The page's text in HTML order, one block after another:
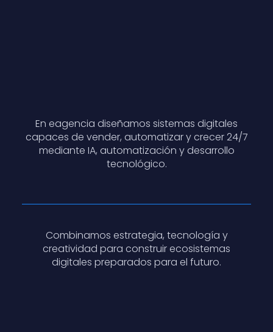
En eagencia diseñamos sistemas digitales
capaces de vender, automatizar y crecer 24/7
mediante IA, automatización y desarrollo
tecnológico.
Combinamos estrategia, tecnología y
creatividad para construir ecosistemas
digitales preparados para el futuro.